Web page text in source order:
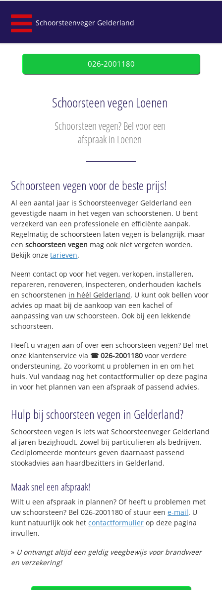
Schoorsteenveger Gelderland
026-2001180
Schoorsteen vegen Loenen
Schoorsteen vegen? Bel voor een
afspraak in Loenen
Schoorsteen vegen voor de beste prijs!
Al een aantal jaar is Schoorsteenveger Gelderland een
gevestigde naam in het vegen van schoorstenen. U bent
verzekerd van een professionele en efficiënte aanpak.
Regelmatig de schoorsteen laten vegen is belangrijk, maar
eenschoorsteen vegen mag ook niet vergeten worden.
Bekijk onzetarieven.
Neem contact op voor het vegen, verkopen, installeren,
repareren, renoveren, inspecteren, onderhouden kachels
en schoorstenen in héél Gelderland. U kunt ook bellen voor
advies op maat bij de aankoop van een kachel of
aanpassing van uw schoorsteen. Ook bij een lekkende
schoorsteen.
Heeft u vragen aan of over een schoorsteen vegen? Bel met
onze klantenservice via ☎ 026-2001180 voor verdere
ondersteuning. Zo voorkomt u problemen in en om het
huis. Vul vandaag nog het contactformulier op deze pagina
in voor het plannen van een afspraak of passend advies.
Hulp bij schoorsteen vegen in Gelderland?
Schoorsteen vegen is iets wat Schoorsteenveger Gelderland
al jaren bezighoudt. Zowel bij particulieren als bedrijven.
Gediplomeerde monteurs geven daarnaast passend
stookadvies aan haardbezitters in Gelderland.
Maak snel een afspraak!
Wilt u een afspraak in plannen? Of heeft u problemen met
uw schoorsteen? Bel 026-2001180 of stuur eene-mail. U
kunt natuurlijk ook hetcontactformulier op deze pagina
invullen.
» U ontvangt altijd een geldig veegbewijs voor brandweer
en verzekering!